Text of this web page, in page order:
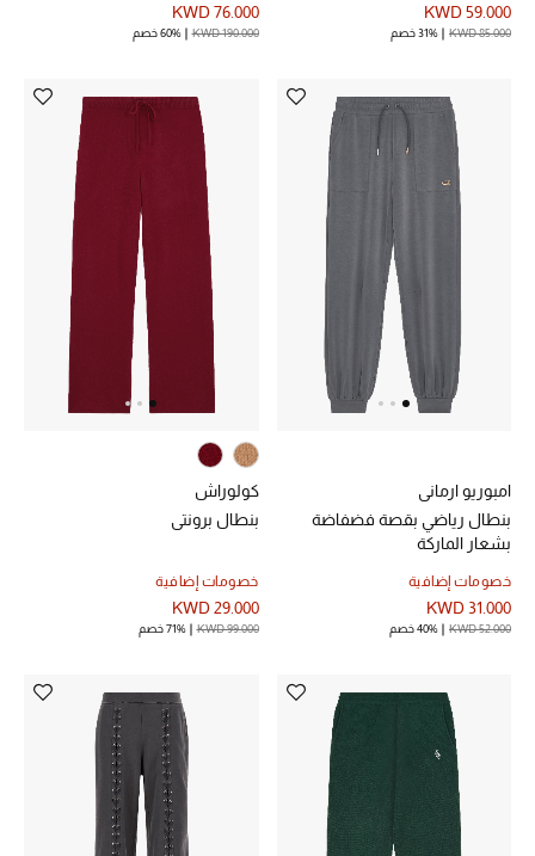
النساء
عرض جميع المنتجات
ما وصلنا حديثاً
الموسم الجديد
حصريًا عبر الإنترنت
جميع إصدارتنا النسائية
تشكيلة المناسبات للنساء
الحب للمحلي
الملابس الرياضية النسائية
تشكيلة الأعراس
KWD 59.000
KWD 85.000 31% خصم
KWD 76.000
KWD 190.000 60% خصم
امبوريو ارماني
بنطال رياضي بقصة فضفاضة
بشعار الماركة
خصومات إضافية
KWD 31.000
KWD 52.000 40% خصم
كولوراش
بنطال برونتي
خصومات إضافية
KWD 29.000
KWD 99.000 71% خصم